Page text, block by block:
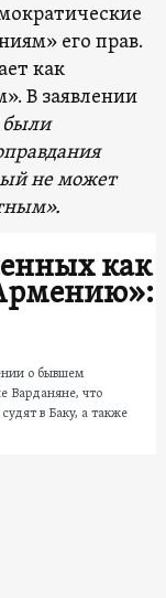
его прав.
как
В заявлении
были
не может
как
о бывшем
Варданяне, что
в Баку, а также